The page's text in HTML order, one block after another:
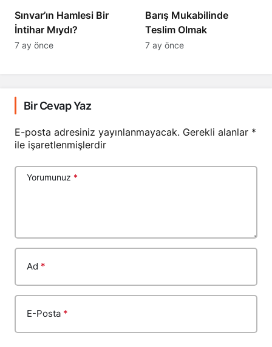
Sınvar’ın Hamlesi Bir
İntihar Mıydı?
7 ay önce
Barış Mukabilinde
Teslim Olmak
7 ay önce
Bir Cevap Yaz
E-posta adresiniz yayınlanmayacak. Gerekli alanlar *
ile işaretlenmişlerdir
Yorumunuz *
Ad *
E-Posta *